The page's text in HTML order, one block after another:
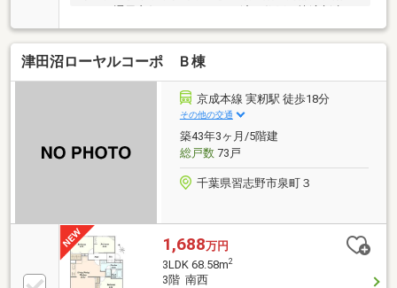
活！・広々ルーフバルコニー付き♪・浄水器、食洗機
付きで、家事もラクラク！・お部屋もスッキリ、収納
設備充実！・嬉しいエアコン1基設置済み！・安心の
内装工事保証付き！・周辺には商業施設も多数！お買
物も便利！※本日ご案内可能です！是非、この機会に
お気軽にお越し下さい♪◆人気エリアの閑静な住宅
街！◆百聞は一見にしかず。家族の安心拠点になる
3LDK♪◆早朝や夜間のご案内にも対応致します！◆住
宅ローンのご相談もお気軽に♪
津田沼ローヤルコーポ Ｂ棟
京成本線 実籾駅 徒歩18分
その他の交通
築43年3ヶ月/5階建
総戸数73戸
千葉県習志野市泉町３
1,688万円
3LDK 68.58m2
3階 南西